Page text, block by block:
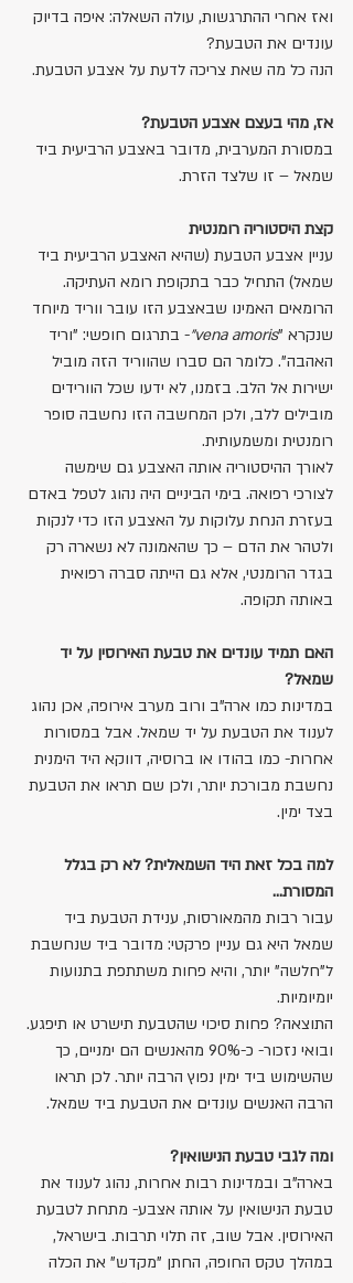
ואז אחרי ההתרגשות, עולה השאלה: איפה בדיוק
עונדים את הטבעת?
הנה כל מה שאת צריכה לדעת על אצבע הטבעת.
אז, מהי בעצם אצבע הטבעת?
במסורת המערבית, מדובר באצבע הרביעית ביד
שמאל – זו שלצד הזרת.
קצת היסטוריה רומנטית
עניין אצבע הטבעת (שהיא האצבע הרביעית ביד
שמאל) התחיל כבר בתקופת רומא העתיקה.
הרומאים האמינו שבאצבע הזו עובר ווריד מיוחד
שנקרא "vena amoris" - בתרגום חופשי: "וריד
האהבה". כלומר הם סברו שהווריד הזה מוביל
ישירות אל הלב. בזמנו, לא ידעו שכל הוורידים
מובילים ללב, ולכן המחשבה הזו נחשבה סופר
רומנטית ומשמעותית.
לאורך ההיסטוריה אותה האצבע גם שימשה
לצורכי רפואה. בימי הביניים היה נהוג לטפל באדם
בעזרת הנחת עלוקות על האצבע הזו כדי לנקות
ולטהר את הדם – כך שהאמונה לא נשארה רק
בגדר הרומנטי, אלא גם הייתה סברה רפואית
באותה תקופה.
האם תמיד עונדים את טבעת האירוסין על יד
שמאל?
במדינות כמו ארה"ב ורוב מערב אירופה, אכן נהוג
לענוד את הטבעת על יד שמאל. אבל במסורות
אחרות- כמו בהודו או ברוסיה, דווקא היד הימנית
נחשבת מבורכת יותר, ולכן שם תראו את הטבעת
בצד ימין.
למה בכל זאת היד השמאלית? לא רק בגלל
המסורת...
עבור רבות מהמאורסות, ענידת הטבעת ביד
שמאל היא גם עניין פרקטי: מדובר ביד שנחשבת
ל"חלשה" יותר, והיא פחות משתתפת בתנועות
יומיומיות.
התוצאה? פחות סיכוי שהטבעת תישרט או תיפגע.
ובואי נזכור- כ-90% מהאנשים הם ימניים, כך
שהשימוש ביד ימין נפוץ הרבה יותר. לכן תראו
הרבה האנשים עונדים את הטבעת ביד שמאל.
ומה לגבי טבעת הנישואין?
בארה"ב ובמדינות רבות אחרות, נהוג לענוד את
טבעת הנישואין על אותה אצבע- מתחת לטבעת
האירוסין. אבל שוב, זה תלוי תרבות. בישראל,
במהלך טקס החופה, החתן "מקדש" את הכלה